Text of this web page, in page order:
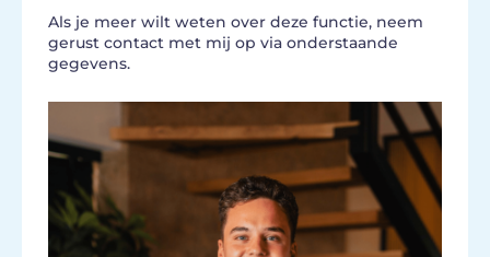
Als je meer wilt weten over deze functie, neem
gerust contact met mij op via onderstaande
gegevens.